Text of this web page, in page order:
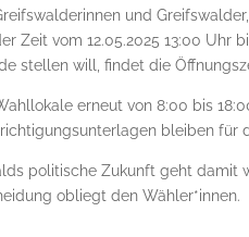
und
Zeit vom 12.05.2025 13:00 Uhr
stellen will, findet die
erneut von 8:00 bis
bleiben für
politische Zukunft geht damit
obliegt den Wähler*innen.